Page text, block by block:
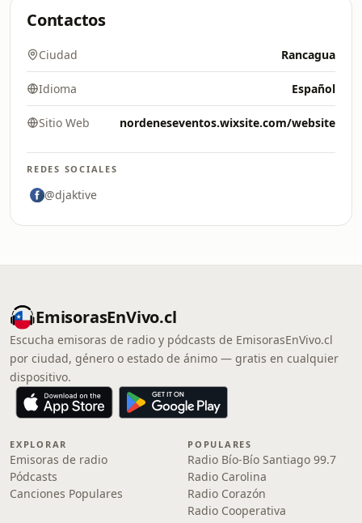
Contactos
Ciudad Rancagua
Idioma Español
Sitio Web nordeneseventos.wixsite.com/website
REDES SOCIALES
@djaktive
EmisorasEnVivo.cl
Escucha emisoras de radio y pódcasts de EmisorasEnVivo.cl
por ciudad, género o estado de ánimo — gratis en cualquier
dispositivo.
EXPLORAR
Emisoras de radio
Pódcasts
Canciones Populares
POPULARES
Radio Bío-Bío Santiago 99.7
Radio Carolina
Radio Corazón
Radio Cooperativa